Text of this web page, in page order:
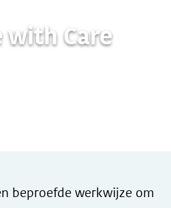
with Care
beproefde werkwijze om